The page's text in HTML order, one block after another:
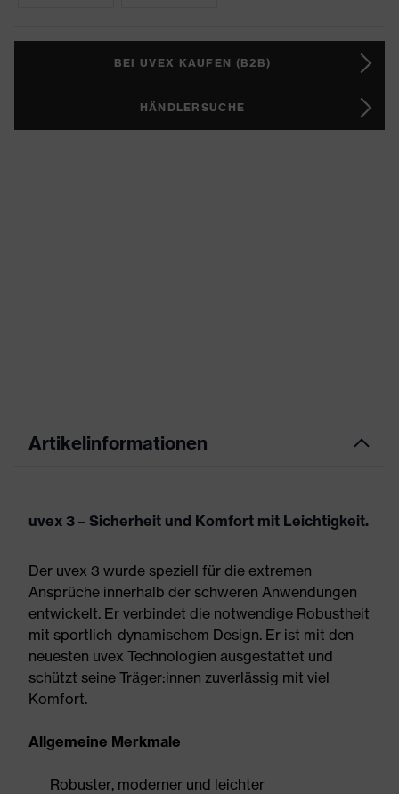
BEI UVEX KAUFEN (B2B)
HÄNDLERSUCHE
Artikelinformationen
uvex 3 – Sicherheit und Komfort mit Leichtigkeit.
Der uvex 3 wurde speziell für die extremen
Ansprüche innerhalb der schweren Anwendungen
entwickelt. Er verbindet die notwendige Robustheit
mit sportlich-dynamischem Design. Er ist mit den
neuesten uvex Technologien ausgestattet und
schützt seine Träger:innen zuverlässig mit viel
Komfort.
Allgemeine Merkmale
Robuster, moderner und leichter